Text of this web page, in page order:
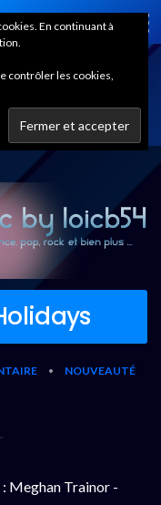
•
NOUVEAUTÉ
Meghan Trainor -
En continuant à
contrôler les cookies,